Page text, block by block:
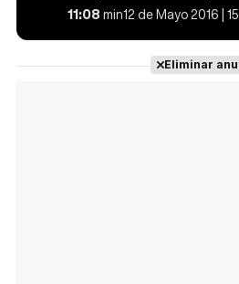
11:08min12 de Mayo 2016 |
Eliminar